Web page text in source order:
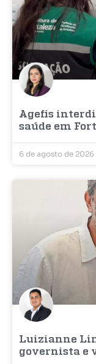
Agefis
saúde em
6 de agosto de 2026
Luizianne
governista e